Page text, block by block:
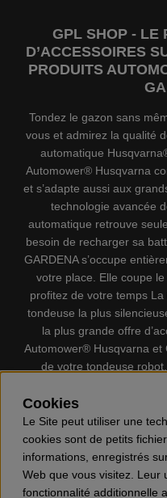
GPL SHOP - LE
D’ACCESSOIRES
PRODUITS
Tondez le gazon sans
vous et admirez la qualité
automatique
Automower® Husqvarna
et s’adapte aussi aux
technologie avancée
automatique retrouve
besoin de recharger sa
GARDENA s’occupe
votre place. Elle coupe
profitez de votre temps
tondeuse la plus
la plus grande offre
Automower® Husqvarna et
de votre tondeuse
individuel, Coupe-
Motoculteurs, Souffleur,
haute pression,
forestiers,
Cookies
Le Site peut utiliser une
cookies sont de petits
informations, enregistrés
Web que vous visitez. Leur
fonctionnalité additionnelle